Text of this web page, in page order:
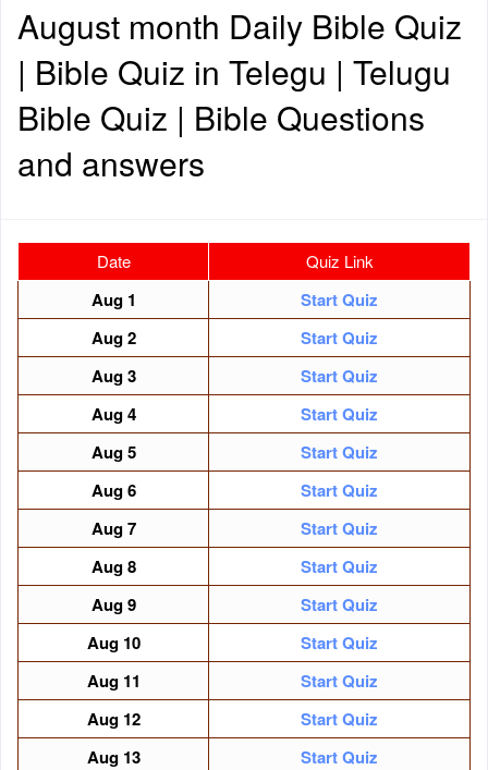
August month Daily Bible Quiz
| Bible Quiz in Telegu | Telugu
Bible Quiz | Bible Questions
and answers
Date Quiz Link
Aug 1
Start Quiz
Aug2
Start Quiz
Aug3
Start Quiz
Aug4
Start Quiz
Aug5
Start Quiz
Aug6
Start Quiz
Aug7
Start Quiz
Aug8
Start Quiz
Aug9
Start Quiz
Aug10
Start Quiz
Aug11
Start Quiz
Aug12
Start Quiz
Aug13
Start Quiz